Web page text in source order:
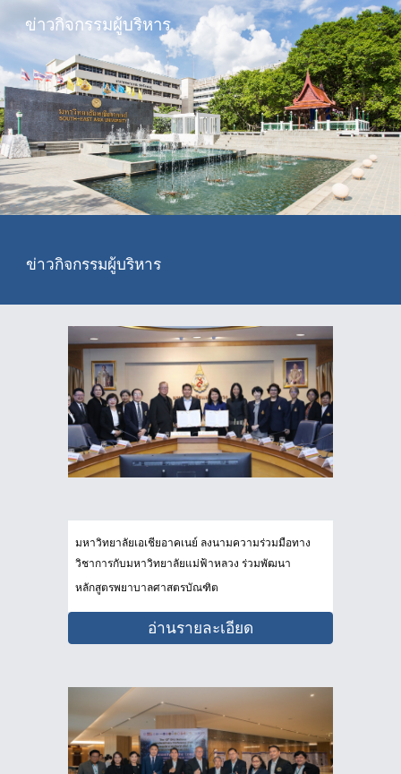
Skip to main content Skip to navigation
ข่าวกิจกรรมผู้บริหาร
ข่าวกิจกรรมผู้บริหาร
มหาวิทยาลัยเอเชียอาคเนย์ ลงนามความร่วมมือทาง
วิชาการกับมหาวิทยาลัยแม่ฟ้าหลวง ร่วมพัฒนา
หลักสูตรพยาบาลศาสตรบัณฑิต
อ่านรายละเอียด